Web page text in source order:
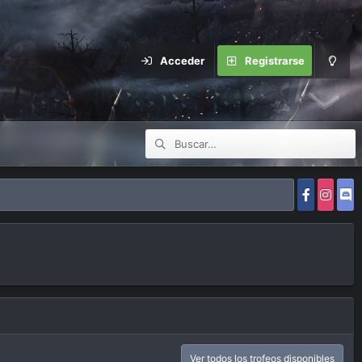
Acceder Registrarse
Ver todos los trofeos disponibles